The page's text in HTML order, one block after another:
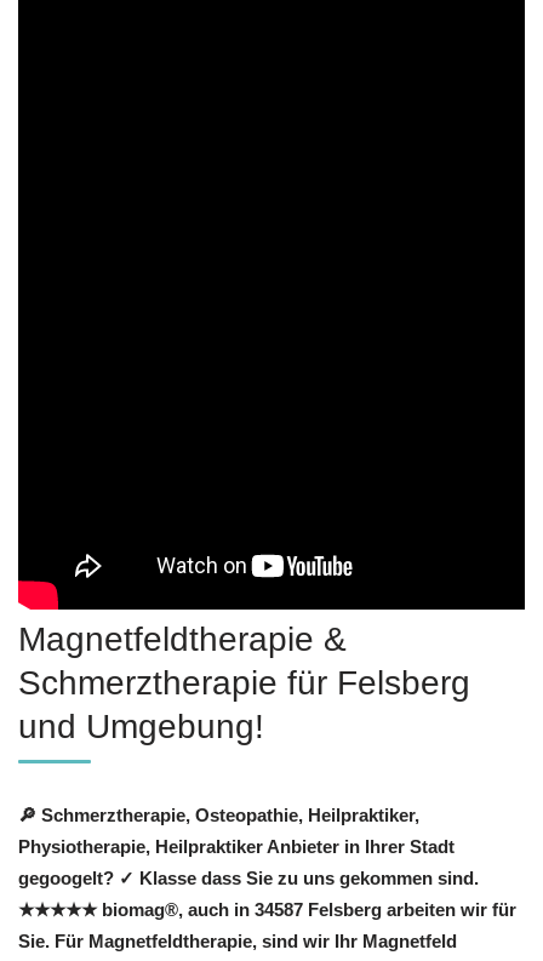
Magnetfeldtherapie &
Schmerztherapie für Felsberg
und Umgebung!
🔎 Schmerztherapie, Osteopathie, Heilpraktiker,
Physiotherapie, Heilpraktiker Anbieter in Ihrer Stadt
gegoogelt? ✓ Klasse dass Sie zu uns gekommen sind.
★★★★★ biomag®, auch in 34587 Felsberg arbeiten wir für
Sie. Für Magnetfeldtherapie, sind wir Ihr Magnetfeld